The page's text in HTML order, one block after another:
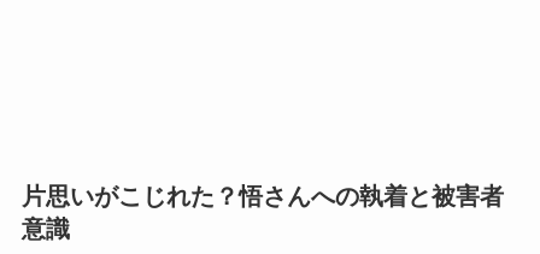
片思いがこじれた？悟さんへの執着と被害者
意識